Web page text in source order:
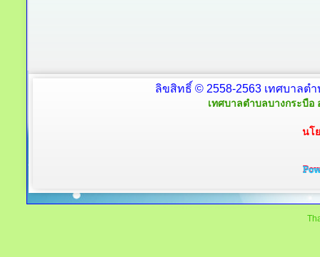
ลิขสิทธิ์ © 2558-2563 เทศบาลต
เทศบาลตำบลบางกระบือ
นโ